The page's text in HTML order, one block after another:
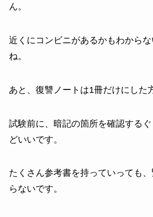
ん。
近くにコンビニがあるかもわから
ね。
あと、復讐ノートは1冊だけにした
試験前に、暗記の箇所を確認するぐ
どいいです。
たくさん参考書を持っていっても
らないです。